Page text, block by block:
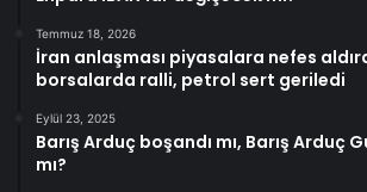
Temmuz 18, 2026
İran anlaşması piyasalara nefes
borsalarda ralli, petrol sert geriledi
Eylül 23, 2025
Barış Arduç boşandı mı, Barış Arduç
mı?